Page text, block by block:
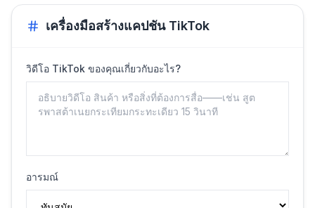
เครื่องมือสร้างแคปชัน TikTok
วิดีโอ TikTok ของคุณเกี่ยวกับอะไร?
อารมณ์